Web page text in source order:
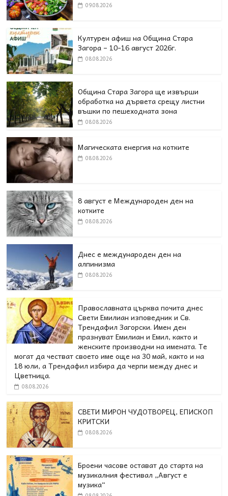
09.08.2026
Културен афиш на Община Стара
Загора – 10-16 август 2026г.
08.08.2026
Община Стара Загора ще извърши
обработка на дървета срещу листни
въшки по пешеходната зона
08.08.2026
Магическата енергия на котките
08.08.2026
8 август е Международен ден на
котките
08.08.2026
Днес е международен ден на
алпинизма
08.08.2026
Православната църква почита днес
Свети Емилиан изповедник и Св.
Трендафил Загорски. Имен ден
празнуват Емилиан и Емил, както и
женските производни на имената. Те
могат да честват своето име още на 30 май, както и на
18 юли, а Трендафил избира да черпи между днес и
Цветница.
08.08.2026
СВЕТИ МИРОН ЧУДОТВОРЕЦ, ЕПИСКОП
КРИТСКИ
08.08.2026
Броени часове остават до старта на
музикалния фестивал „Август е
музика“